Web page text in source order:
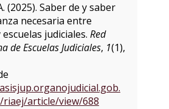
(2025). Saber de y saber
necesaria entre
judiciales. Red
de Escuelas Judiciales, 1(1),
riaej/article/view/688